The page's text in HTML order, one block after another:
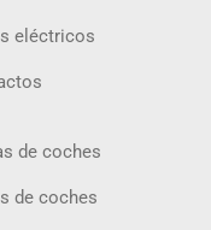
eléctricos
de coches
de coches